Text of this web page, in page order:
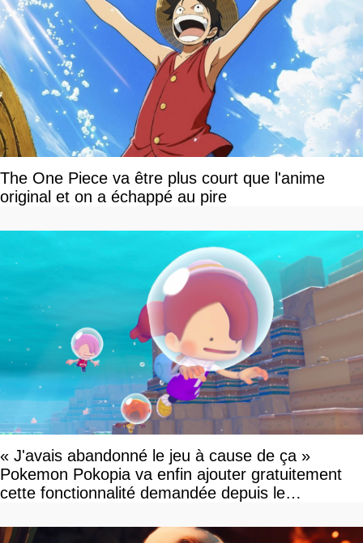
The One Piece va être plus court que l'anime
original et on a échappé au pire
« J'avais abandonné le jeu à cause de ça »
Pokemon Pokopia va enfin ajouter gratuitement
cette fonctionnalité demandée depuis le